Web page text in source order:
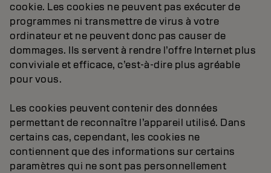
cookie. Les cookies ne peuvent pas exécuter de
programmes ni transmettre de virus à votre
ordinateur et ne peuvent donc pas causer de
dommages. Ils servent à rendre l’offre Internet plus
conviviale et efficace, c’est-à-dire plus agréable
pour vous.
Les cookies peuvent contenir des données
permettant de reconnaître l’appareil utilisé. Dans
certains cas, cependant, les cookies ne
contiennent que des informations sur certains
paramètres qui ne sont pas personnellement